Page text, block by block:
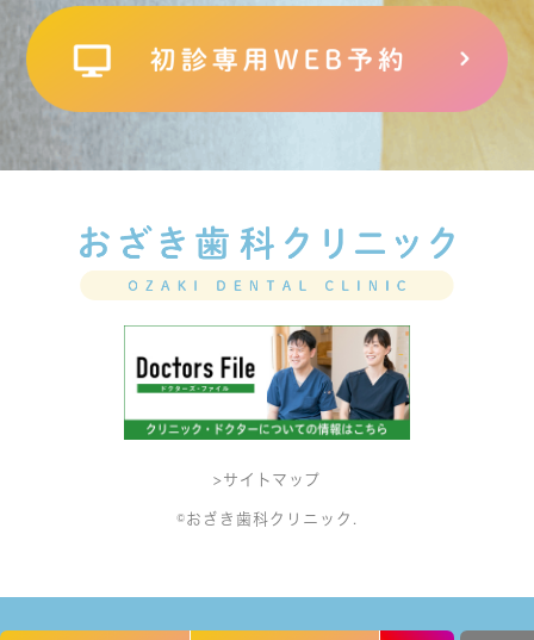
>サイトマップ
©おざき歯科クリニック.